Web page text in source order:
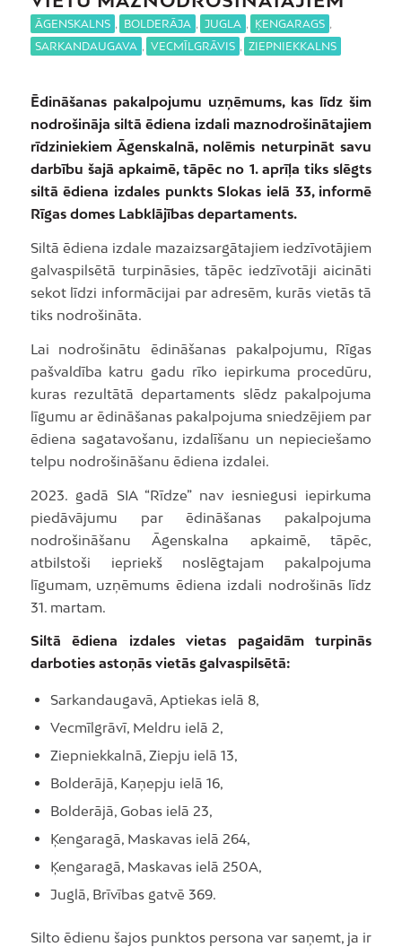
ĀGENSKALNS , BOLDERĀJA , JUGLA , ĶENGARAGS ,
SARKANDAUGAVA , VECMĪLGRĀVIS , ZIEPNIEKKALNS
Ēdināšanas pakalpojumu uzņēmums, kas līdz šim
nodrošināja siltā ēdiena izdali maznodrošinātajiem
rīdziniekiem Āgenskalnā, nolēmis neturpināt savu
darbību šajā apkaimē, tāpēc no 1. aprīļa tiks slēgts
siltā ēdiena izdales punkts Slokas ielā 33, informē
Rīgas domes Labklājības departaments.
Siltā ēdiena izdale mazaizsargātajiem iedzīvotājiem
galvaspilsētā turpināsies, tāpēc iedzīvotāji aicināti
sekot līdzi informācijai par adresēm, kurās vietās tā
tiks nodrošināta.
Lai nodrošinātu ēdināšanas pakalpojumu, Rīgas
pašvaldība katru gadu rīko iepirkuma procedūru,
kuras rezultātā departaments slēdz pakalpojuma
līgumu ar ēdināšanas pakalpojuma sniedzējiem par
ēdiena sagatavošanu, izdalīšanu un nepieciešamo
telpu nodrošināšanu ēdiena izdalei.
2023. gadā SIA “Rīdze” nav iesniegusi iepirkuma
piedāvājumu par ēdināšanas pakalpojuma
nodrošināšanu Āgenskalna apkaimē, tāpēc,
atbilstoši iepriekš noslēgtajam pakalpojuma
līgumam, uzņēmums ēdiena izdali nodrošinās līdz
31. martam.
Siltā ēdiena izdales vietas pagaidām turpinās
darboties astoņās vietās galvaspilsētā:
Sarkandaugavā, Aptiekas ielā 8,
Vecmīlgrāvī, Meldru ielā 2,
Ziepniekkalnā, Ziepju ielā 13,
Bolderājā, Kaņepju ielā 16,
Bolderājā, Gobas ielā 23,
Ķengaragā, Maskavas ielā 264,
Ķengaragā, Maskavas ielā 250A,
Juglā, Brīvības gatvē 369.
Silto ēdienu šajos punktos persona var saņemt, ja ir